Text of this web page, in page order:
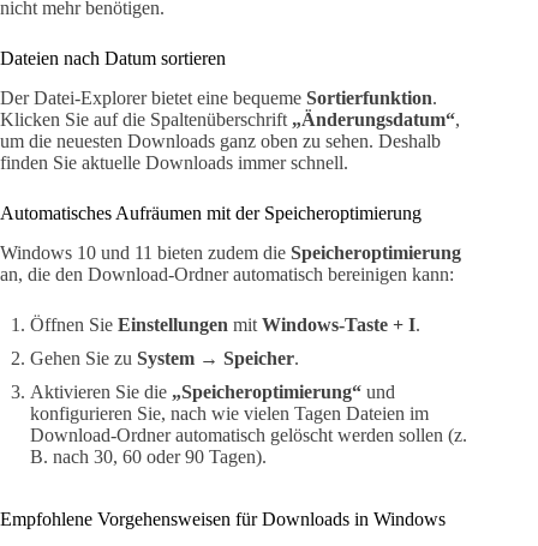
nicht mehr benötigen.
Dateien nach Datum sortieren
Der Datei-Explorer bietet eine bequeme Sortierfunktion.
Klicken Sie auf die Spaltenüberschrift „Änderungsdatum“,
um die neuesten Downloads ganz oben zu sehen. Deshalb
finden Sie aktuelle Downloads immer schnell.
Automatisches Aufräumen mit der Speicheroptimierung
Windows 10 und 11 bieten zudem die Speicheroptimierung
an, die den Download-Ordner automatisch bereinigen kann:
Öffnen Sie Einstellungen mit Windows-Taste + I.
Gehen Sie zu System → Speicher.
Aktivieren Sie die „Speicheroptimierung“ und
konfigurieren Sie, nach wie vielen Tagen Dateien im
Download-Ordner automatisch gelöscht werden sollen (z.
B. nach 30, 60 oder 90 Tagen).
Empfohlene Vorgehensweisen für Downloads in Windows